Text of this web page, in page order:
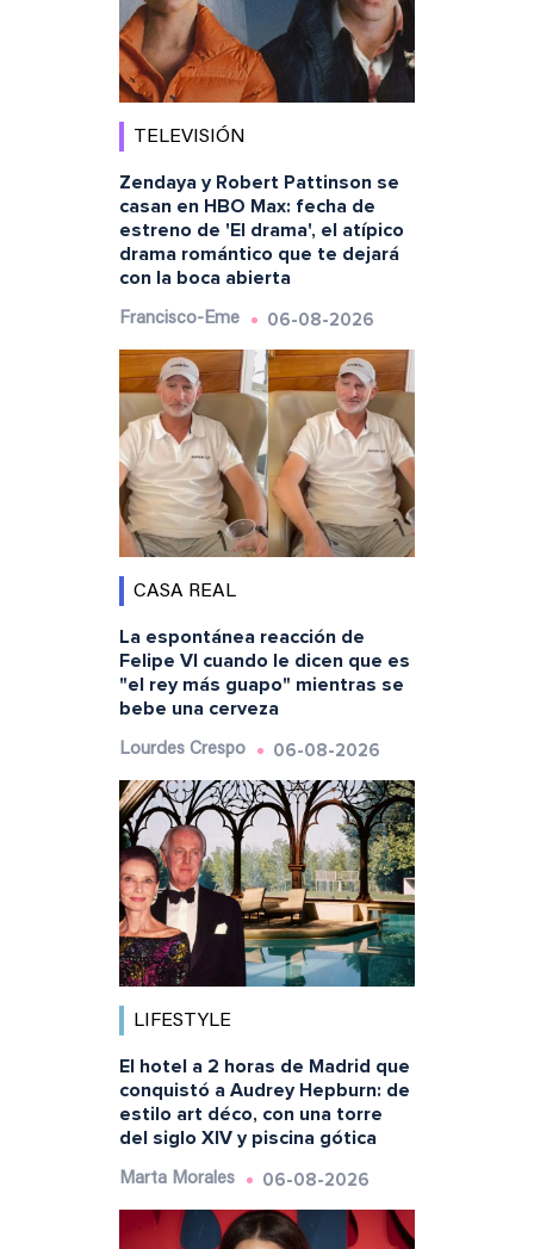
TELEVISIÓN
Zendaya y Robert Pattinson se
casan en HBO Max: fecha de
estreno de 'El drama', el atípico
drama romántico que te dejará
con la boca abierta
Francisco-Eme 06-08-2026
CASA REAL
La espontánea reacción de
Felipe VI cuando le dicen que es
"el rey más guapo" mientras se
bebe una cerveza
Lourdes Crespo 06-08-2026
LIFESTYLE
El hotel a 2 horas de Madrid que
conquistó a Audrey Hepburn: de
estilo art déco, con una torre
del siglo XIV y piscina gótica
Marta Morales 06-08-2026